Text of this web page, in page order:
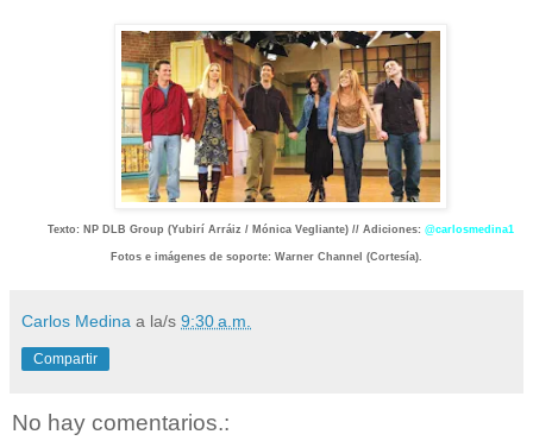
Texto: NP DLB Group (Yubirí Arráiz / Mónica Vegliante) // Adiciones: @carlosmedina1
Fotos e imágenes de soporte: Warner Channel (Cortesía).
Carlos Medina a la/s 9:30 a.m.
Compartir
No hay comentarios.: